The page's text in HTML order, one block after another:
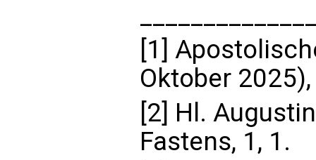
[1]
Oktober
[2] Hl.
Fastens, 1, 1.